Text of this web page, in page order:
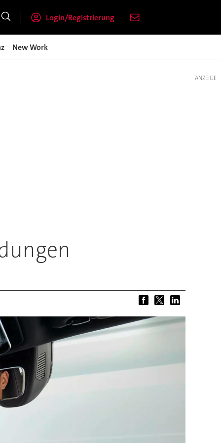
Login/Registrierung
New Work
ANZEIGE